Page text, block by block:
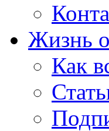
Жизнь
Как